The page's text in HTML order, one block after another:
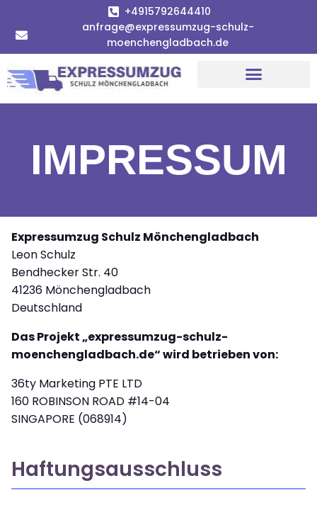
+4915792644410
anfrage@expressumzug-schulz-
moenchengladbach.de
IMPRESSUM
Expressumzug Schulz Mönchengladbach
Leon Schulz
Bendhecker Str. 40
41236 Mönchengladbach
Deutschland
Das Projekt „expressumzug-schulz-
moenchengladbach.de“ wird betrieben von:
36ty Marketing PTE LTD
160 ROBINSON ROAD #14-04
SINGAPORE (068914)
Haftungsausschluss